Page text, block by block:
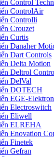
Control
ControlAir
Controlli
Crouzet
Curtis
Danaher
Dart Controls
Delta Motion
Deltrol
DelVal
DOTECH
EGE-
Electroswitch
Eliwell
ELREHA
Enovation
Finetek
Gefran